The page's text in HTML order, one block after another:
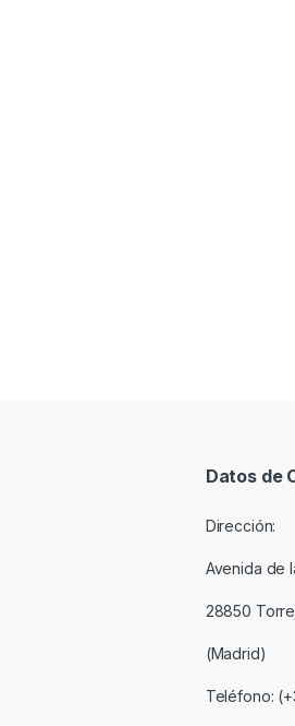
Datos de
Dirección:
Avenida de
28850
(Madrid)
Teléfono: